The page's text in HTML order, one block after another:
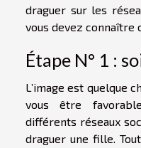
draguer sur les
vous devez connaître
Étape N° 1 :
L’image est quelque
vous être
différents réseaux
draguer une fille.